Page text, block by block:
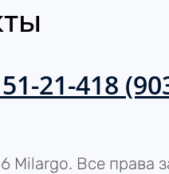
21-418
Milargo. Все права